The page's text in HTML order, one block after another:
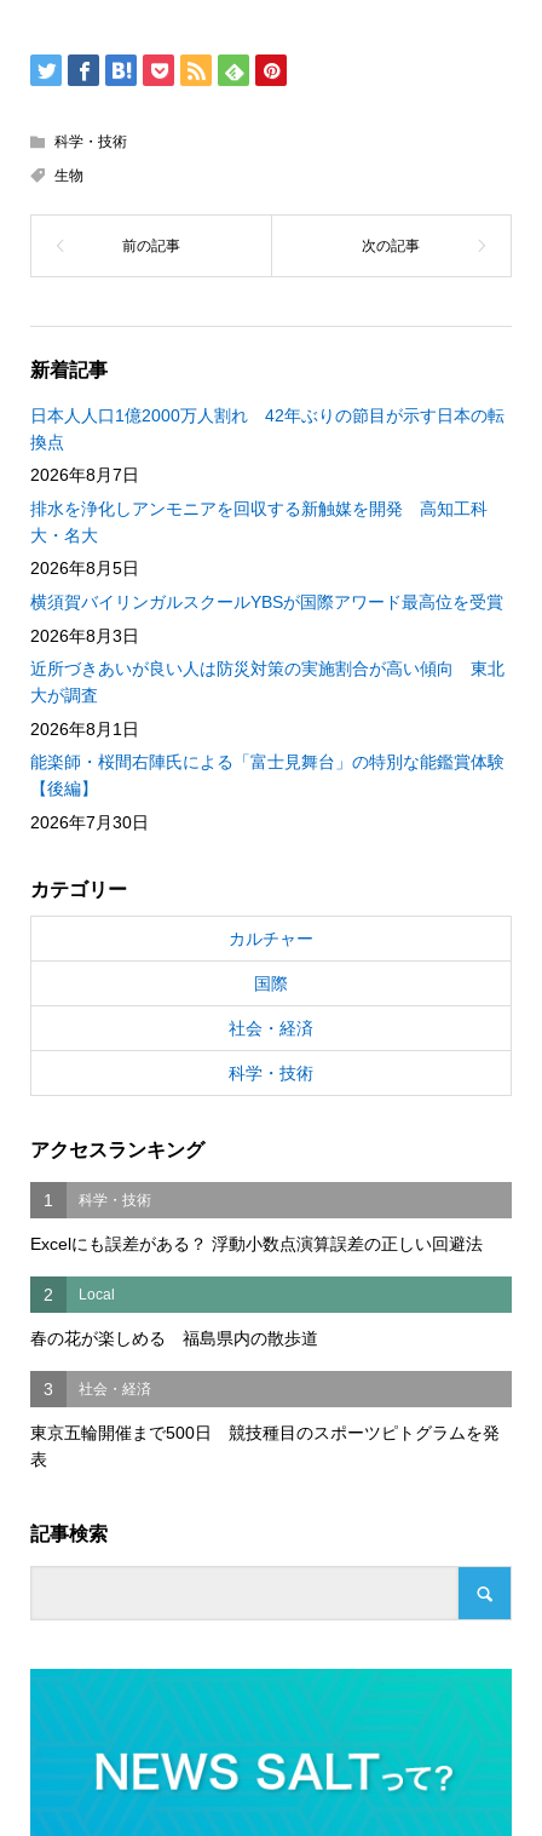
科学・技術
生物
新着記事
日本人人口1億2000万人割れ 42年ぶりの節目が示す日本の転
換点
2026年8月7日
排水を浄化しアンモニアを回収する新触媒を開発 高知工科
大・名大
2026年8月5日
横須賀バイリンガルスクールYBSが国際アワード最高位を受賞
2026年8月3日
近所づきあいが良い人は防災対策の実施割合が高い傾向 東北
大が調査
2026年8月1日
能楽師・桜間右陣氏による「富士見舞台」の特別な能鑑賞体験
【後編】
2026年7月30日
カテゴリー
カルチャー
国際
社会・経済
科学・技術
アクセスランキング
1 科学・技術
Excelにも誤差がある？ 浮動小数点演算誤差の正しい回避法
2 Local
春の花が楽しめる 福島県内の散歩道
3 社会・経済
東京五輪開催まで500日 競技種目のスポーツピトグラムを発
表
記事検索